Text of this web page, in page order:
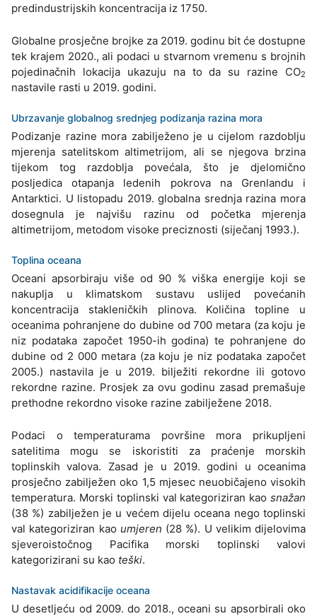
predindustrijskih koncentracija iz 1750.
Globalne prosječne brojke za 2019. godinu bit će dostupne
tek krajem 2020., ali podaci u stvarnom vremenu s brojnih
pojedinačnih lokacija ukazuju na to da su razine CO2
nastavile rasti u 2019. godini.
Ubrzavanje globalnog srednjeg podizanja razina mora
Podizanje razine mora zabilježeno je u cijelom razdoblju
mjerenja satelitskom altimetrijom, ali se njegova brzina
tijekom tog razdoblja povećala, što je djelomično
posljedica otapanja ledenih pokrova na Grenlandu i
Antarktici. U listopadu 2019. globalna srednja razina mora
dosegnula je najvišu razinu od početka mjerenja
altimetrijom, metodom visoke preciznosti (siječanj 1993.).
Toplina oceana
Oceani apsorbiraju više od 90 % viška energije koji se
nakuplja u klimatskom sustavu uslijed povećanih
koncentracija stakleničkih plinova. Količina topline u
oceanima pohranjene do dubine od 700 metara (za koju je
niz podataka započet 1950-ih godina) te pohranjene do
dubine od 2 000 metara (za koju je niz podataka započet
2005.) nastavila je u 2019. bilježiti rekordne ili gotovo
rekordne razine. Prosjek za ovu godinu zasad premašuje
prethodne rekordno visoke razine zabilježene 2018.
Podaci o temperaturama površine mora prikupljeni
satelitima mogu se iskoristiti za praćenje morskih
toplinskih valova. Zasad je u 2019. godini u oceanima
prosječno zabilježen oko 1,5 mjesec neuobičajeno visokih
temperatura. Morski toplinski val kategoriziran kao snažan
(38 %) zabilježen je u većem dijelu oceana nego toplinski
val kategoriziran kao umjeren (28 %). U velikim dijelovima
sjeveroistočnog Pacifika morski toplinski valovi
kategorizirani su kao teški.
Nastavak acidifikacije oceana
U desetljeću od 2009. do 2018., oceani su apsorbirali oko